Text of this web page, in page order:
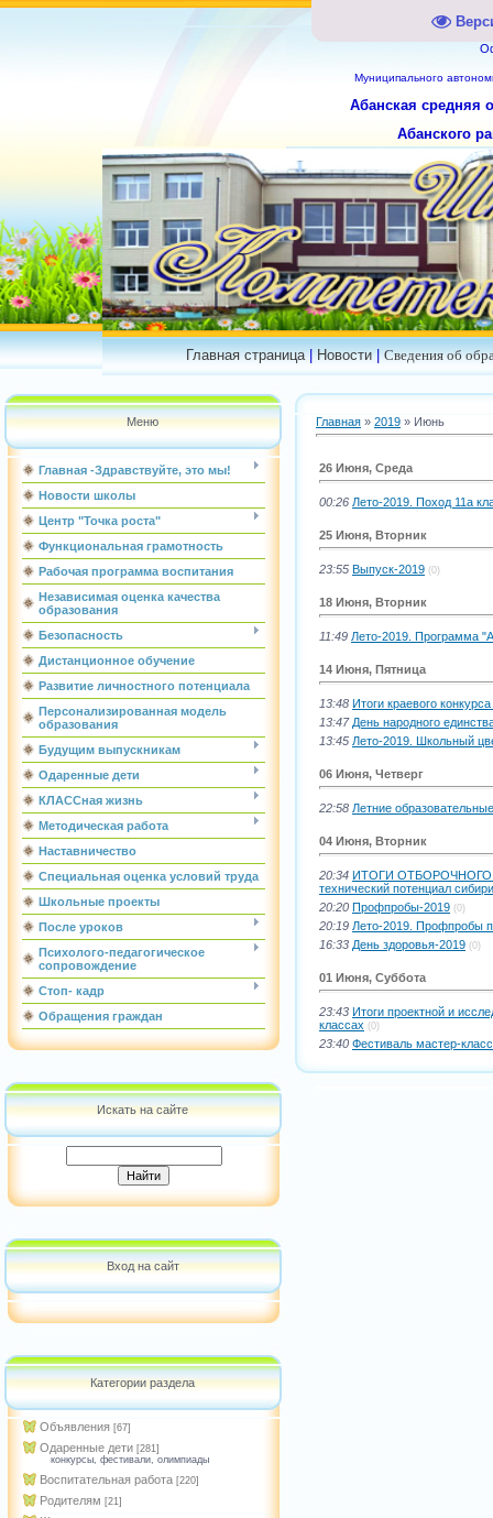
Муниципального
Абанская средняя
Абанского
Главная страница|Новости|Сведения об
Меню
Главная -Здравствуйте, это мы!
Новости школы
Центр "Точка роста"
Функциональная грамотность
Рабочая программа воспитания
Независимая оценка качества
образования
Безопасность
Дистанционное обучение
Развитие личностного потенциала
Персонализированная модель
образования
Будущим выпускникам
Одаренные дети
КЛАССная жизнь
Методическая работа
Наставничество
Специальная оценка условий труда
Школьные проекты
После уроков
Психолого-педагогическое
сопровождение
Стоп- кадр
Обращения граждан
Искать на сайте
Вход на сайт
Категории раздела
Объявления [67]
Одаренные дети [281]
конкурсы, фестивали, олимпиады
Воспитательная работа [220]
Родителям [21]
Главная » 2019 » Июнь
26 Июня, Среда
00:26 Лето-2019. Поход 11а
25 Июня, Вторник
23:55 Выпуск-2019 (0)
18 Июня, Вторник
11:49 Лето-2019. Программа
14 Июня, Пятница
13:48 Итоги краевого
13:47 День народного
13:45 Лето-2019. Школьный
06 Июня, Четверг
22:58 Летние
04 Июня, Вторник
20:34 ИТОГИ ОТБОРОЧНОГО
технический потенциал
20:20 Профпробы-2019 (0)
20:19 Лето-2019. Профпробы
16:33 День здоровья-2019 (0)
01 Июня, Суббота
23:43 Итоги проектной и
классах (0)
23:40 Фестиваль мастер-